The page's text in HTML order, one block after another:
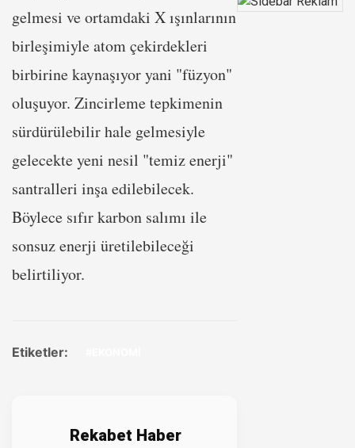
gelmesi ve ortamdaki X ışınlarının
birleşimiyle atom çekirdekleri
birbirine kaynaşıyor yani "füzyon"
oluşuyor. Zincirleme tepkimenin
sürdürülebilir hale gelmesiyle
gelecekte yeni nesil "temiz enerji"
santralleri inşa edilebilecek.
Böylece sıfır karbon salımı ile
sonsuz enerji üretilebileceği
belirtiliyor.
Etiketler:
Rekabet Haber